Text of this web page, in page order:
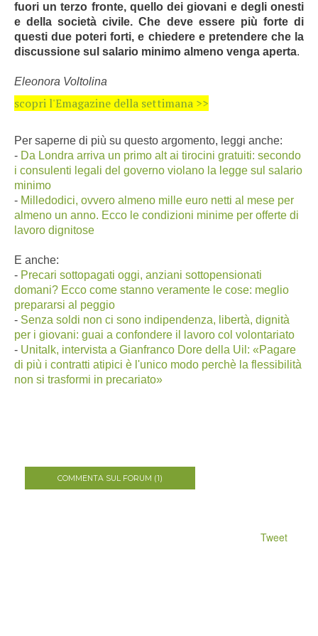
fuori un terzo fronte, quello dei giovani e degli onesti
e della società civile. Che deve essere più forte di
questi due poteri forti, e chiedere e pretendere che la
discussione sul salario minimo almeno venga aperta.
Eleonora Voltolina
scopri l'Emagazine della settimana >>
Per saperne di più su questo argomento, leggi anche:
- Da Londra arriva un primo alt ai tirocini gratuiti: secondo
i consulenti legali del governo violano la legge sul salario
minimo
- Milledodici, ovvero almeno mille euro netti al mese per
almeno un anno. Ecco le condizioni minime per offerte di
lavoro dignitose
E anche:
- Precari sottopagati oggi, anziani sottopensionati
domani? Ecco come stanno veramente le cose: meglio
prepararsi al peggio
- Senza soldi non ci sono indipendenza, libertà, dignità
per i giovani: guai a confondere il lavoro col volontariato
- Unitalk, intervista a Gianfranco Dore della Uil: «Pagare
di più i contratti atipici è l'unico modo perchè la flessibilità
non si trasformi in precariato»
COMMENTA SUL FORUM (1)
Tweet